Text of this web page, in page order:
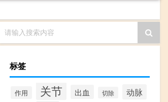
请输入搜索内容
标签
作用 关节 出血 切除 动脉